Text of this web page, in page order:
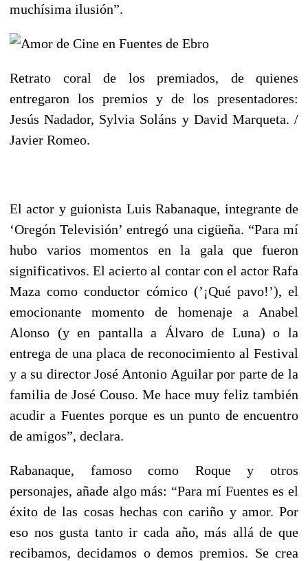
muchísima ilusión”.
Retrato coral de los premiados, de quienes
entregaron los premios y de los presentadores:
Jesús Nadador, Sylvia Soláns y David Marqueta. /
Javier Romeo.
El actor y guionista Luis Rabanaque, integrante de
‘Oregón Televisión’ entregó una cigüeña. “Para mí
hubo varios momentos en la gala que fueron
significativos. El acierto al contar con el actor Rafa
Maza como conductor cómico (’¡Qué pavo!’), el
emocionante momento de homenaje a Anabel
Alonso (y en pantalla a Álvaro de Luna) o la
entrega de una placa de reconocimiento al Festival
y a su director José Antonio Aguilar por parte de la
familia de José Couso. Me hace muy feliz también
acudir a Fuentes porque es un punto de encuentro
de amigos”, declara.
Rabanaque, famoso como Roque y otros
personajes, añade algo más: “Para mí Fuentes es el
éxito de las cosas hechas con cariño y amor. Por
eso nos gusta tanto ir cada año, más allá de que
recibamos, decidamos o demos premios. Se crea